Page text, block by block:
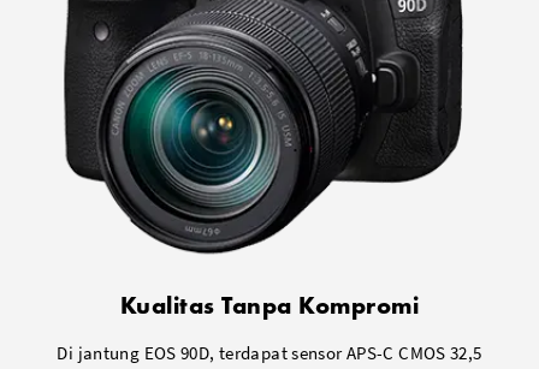
Kualitas Tanpa Kompromi
Di jantung EOS 90D, terdapat sensor APS-C CMOS 32,5